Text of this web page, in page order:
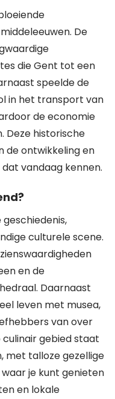
De
die Gent tot een
speelde de
in het transport van
de economie
Deze historische
de ontwikkeling en
vandaag kennen.
culturele scene.
en de
Daarnaast
leven met musea,
van over
gebied staat
met talloze gezellige
je kunt genieten
en lokale